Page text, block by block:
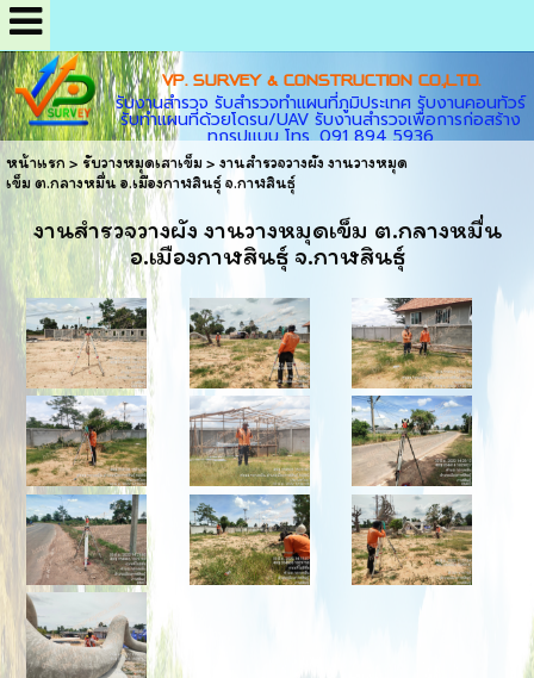
VP. SURVEY & CONSTRUCTION CO.,LTD.
รับงานสำรวจ รับสำรวจทำแผนที่ภูมิประเทศ รับงานคอนทัวร์
รับทำแผนที่ด้วยโดรน/UAV รับงานสำรวจเพื่อการก่อสร้าง
ทุกรูปแบบ โทร. 091 894 5936
หน้าแรก >รับวางหมุดเสาเข็ม > งานสำรวจวางผัง งานวางหมุด
เข็ม ต.กลางหมื่น อ.เมืองกาฬสินธุ์ จ.กาฬสินธุ์
งานสำรวจวางผัง งานวางหมุดเข็ม ต.กลางหมื่น
อ.เมืองกาฬสินธุ์ จ.กาฬสินธุ์